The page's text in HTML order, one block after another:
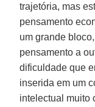
trajetória, mas
pensamento
um grande
pensamento a
dificuldade que
inserida em um
intelectual muito